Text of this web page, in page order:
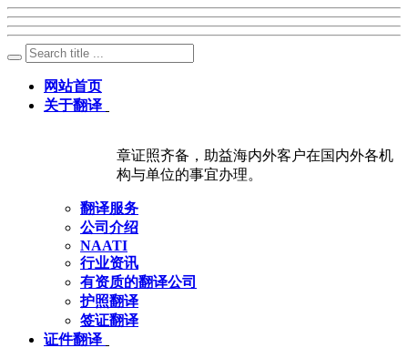
网站首页
关于翻译
章证照齐备，助益海内外客户在国内外各机
构与单位的事宜办理。
翻译服务
公司介绍
NAATI
行业资讯
有资质的翻译公司
护照翻译
签证翻译
证件翻译